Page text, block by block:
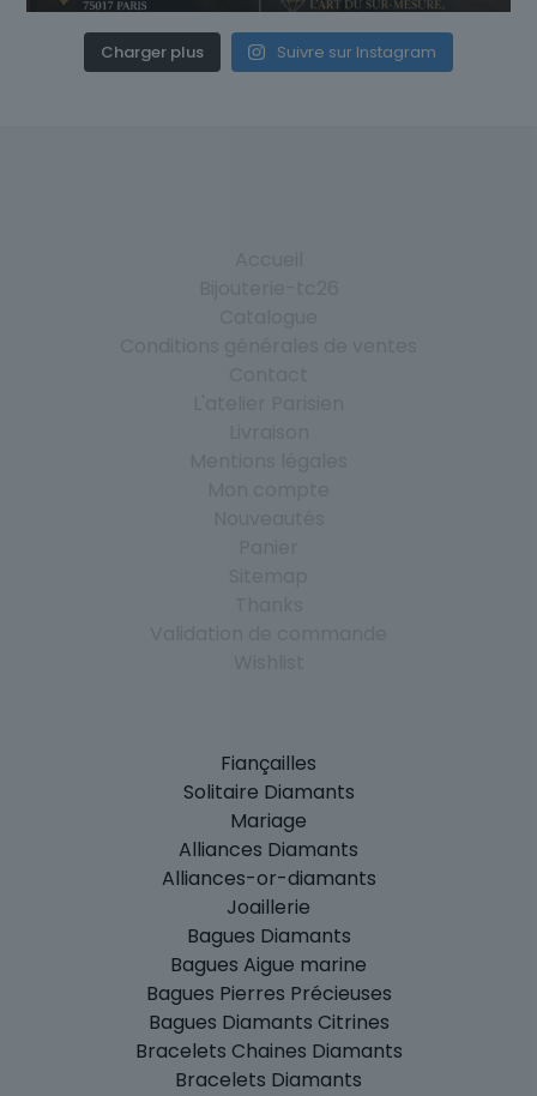
Charger plus Suivre sur Instagram
Fiançailles
Solitaire Diamants
Mariage
Alliances Diamants
Alliances-or-diamants
Joaillerie
Bagues Diamants
Bagues Aigue marine
Bagues Pierres Précieuses
Bagues Diamants Citrines
Bracelets Chaines Diamants
Bracelets Diamants